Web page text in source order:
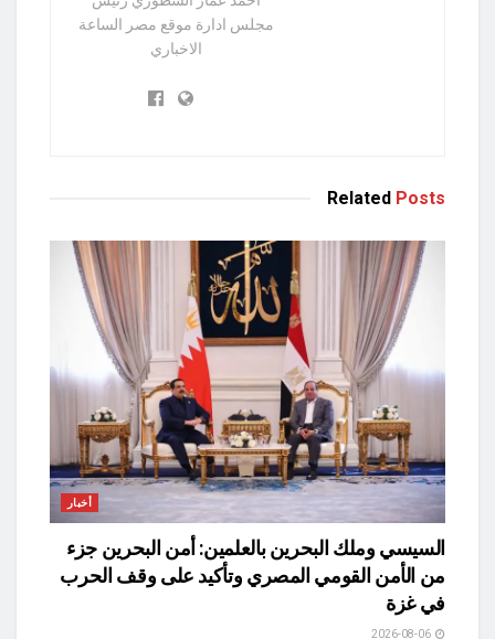
مجلس ادارة موقع مصر الساعة
الاخباري
Related Posts
أخبار
السيسي وملك البحرين بالعلمين: أمن البحرين جزء
من الأمن القومي المصري وتأكيد على وقف الحرب
في غزة